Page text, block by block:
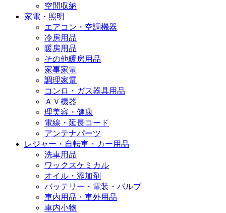
空間収納
家電・照明
エアコン・空調機器
冷房用品
暖房用品
その他暖房用品
家事家電
調理家電
コンロ・ガス器具用品
ＡＶ機器
理美容・健康
電線・延長コード
アンテナパーツ
レジャー・自転車・カー用品
洗車用品
ワックスケミカル
オイル・添加剤
バッテリー・電装・バルブ
車内用品・車外用品
車内小物